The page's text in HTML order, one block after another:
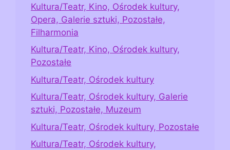
Kultura/Teatr, Kino, Ośrodek kultury,
Opera, Galerie sztuki, Pozostałe,
Filharmonia
Kultura/Teatr, Kino, Ośrodek kultury,
Pozostałe
Kultura/Teatr, Ośrodek kultury
Kultura/Teatr, Ośrodek kultury, Galerie
sztuki, Pozostałe, Muzeum
Kultura/Teatr, Ośrodek kultury, Pozostałe
Kultura/Teatr, Ośrodek kultury,